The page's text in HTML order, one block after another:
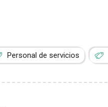
Personal de servicios